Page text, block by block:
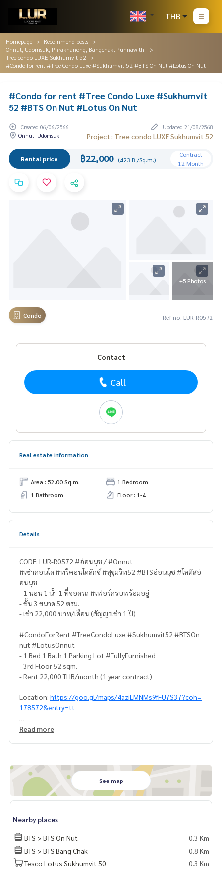
THB
Homepage
Recommend posts
Onnut, Udomsuk, Phrakhanong, Bangchak, Punnawithi
Tree condo LUXE Sukhumvit 52
#Condo for rent #Tree Condo Luxe #Sukhumvit 52 #BTS On Nut #Lotus On Nut
#Condo for rent #Tree Condo Luxe #Sukhumvit
52 #BTS On Nut #Lotus On Nut
Created 06/06/2566
Updated 21/08/2568
Onnut, Udomsuk
Project : Tree condo LUXE Sukhumvit 52
Rental price ฿22,000 (423 B./Sq.m.)
Contract
12 Month
+5 Photos
Condo Ref no. LUR-R0572
Contact
Call
Real estate information
Area : 52.00 Sq.m.
1 Bedroom
1 Bathroom
Floor : 1-4
Details
CODE: LUR-R0572 #อ่อนนุช / #Onnut
#เช่าคอนโด #ทรีคอนโดลักซ์ #สุขุมวิท52 #BTSอ่อนนุช #โลตัสอ่
อนนุช
- 1 นอน 1 น้ำ 1 ที่จอดรถ #เฟอร์ครบพร้อมอยู่
- ชั้น 3 ขนาด 52 ตรม.
- เช่า 22,000 บาท/เดือน (สัญญาเช่า 1 ปี)
------------------------------
#CondoForRent #TreeCondoLuxe #Sukhumvit52 #BTSOn
nut #LotusOnnut
- 1 Bed 1 Bath 1 Parking Lot #FullyFurnished
- 3rd Floor 52 sqm.
- Rent 22,000 THB/month (1 year contract)
Location: https://goo.gl/maps/4aziLMNMs9fFU7S37?coh=
178572&entry=tt
📌LINE CONTACT: @lurofficial
K. Tae
094-9499694
K. Tee
094-9699114
#LUR #lusciousrealty #realty #realestate #realestateage
nt #home #homeforrent #homeforsale #homeforsell #ho
ale #townhomeforsell #townhomeforbuy #townhouse #t
ownhouseforrent #townhomeforsale #townhouseforsell
#townhouseforbuy #forrentcondo #Luxurycondo #Condo
Sukhumvit #CONDOEXCHANGE #CondoRentalsBangkok #R
entSellCondoBangkok #CondoMarket #CondoDD #Sukhu
Read more
See map
Nearby places
BTS > BTS On Nut
0.3 Km
BTS > BTS Bang Chak
0.8 Km
Tesco Lotus Sukhumvit 50
0.3 Km